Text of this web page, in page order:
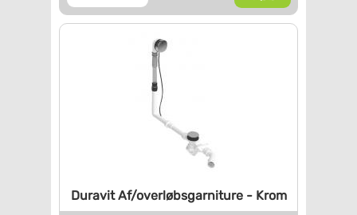
Duravit Af/overløbsgarniture -Krom